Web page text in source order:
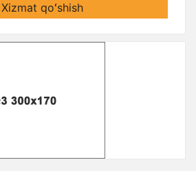
Xizmat qoʻshish